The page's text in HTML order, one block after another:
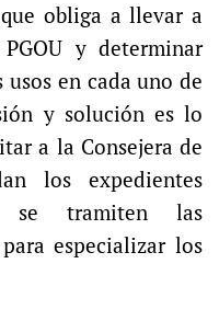
obliga a llevar a
y determinar
en cada uno de
y solución es lo
a la Consejera de
los expedientes
se tramiten las
especializar los